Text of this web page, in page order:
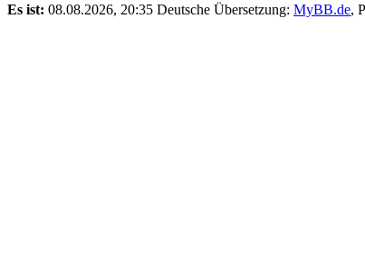
Es ist: 08.08.2026, 20:35 Deutsche Übersetzung: MyBB.de,